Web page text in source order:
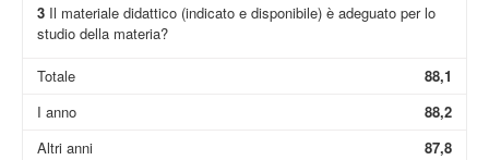
3Il materiale didattico (indicato e disponibile) è adeguato per lo
studio della materia?
Totale
88,1
I anno
88,2
Altri anni
87,8